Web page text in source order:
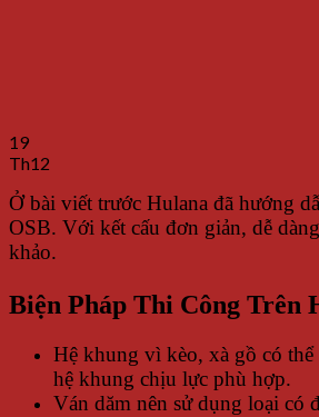
19
Th12
Ở bài viết trước Hulana đã hướng
OSB. Với kết cấu đơn giản, dễ
khảo.
Biện Pháp Thi Công Trên
Hệ khung vì kèo, xà gồ có
hệ khung chịu lực phù hợp.
Ván dăm nên sử dụng loại có